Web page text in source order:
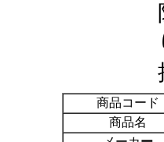
商品コード
商品名